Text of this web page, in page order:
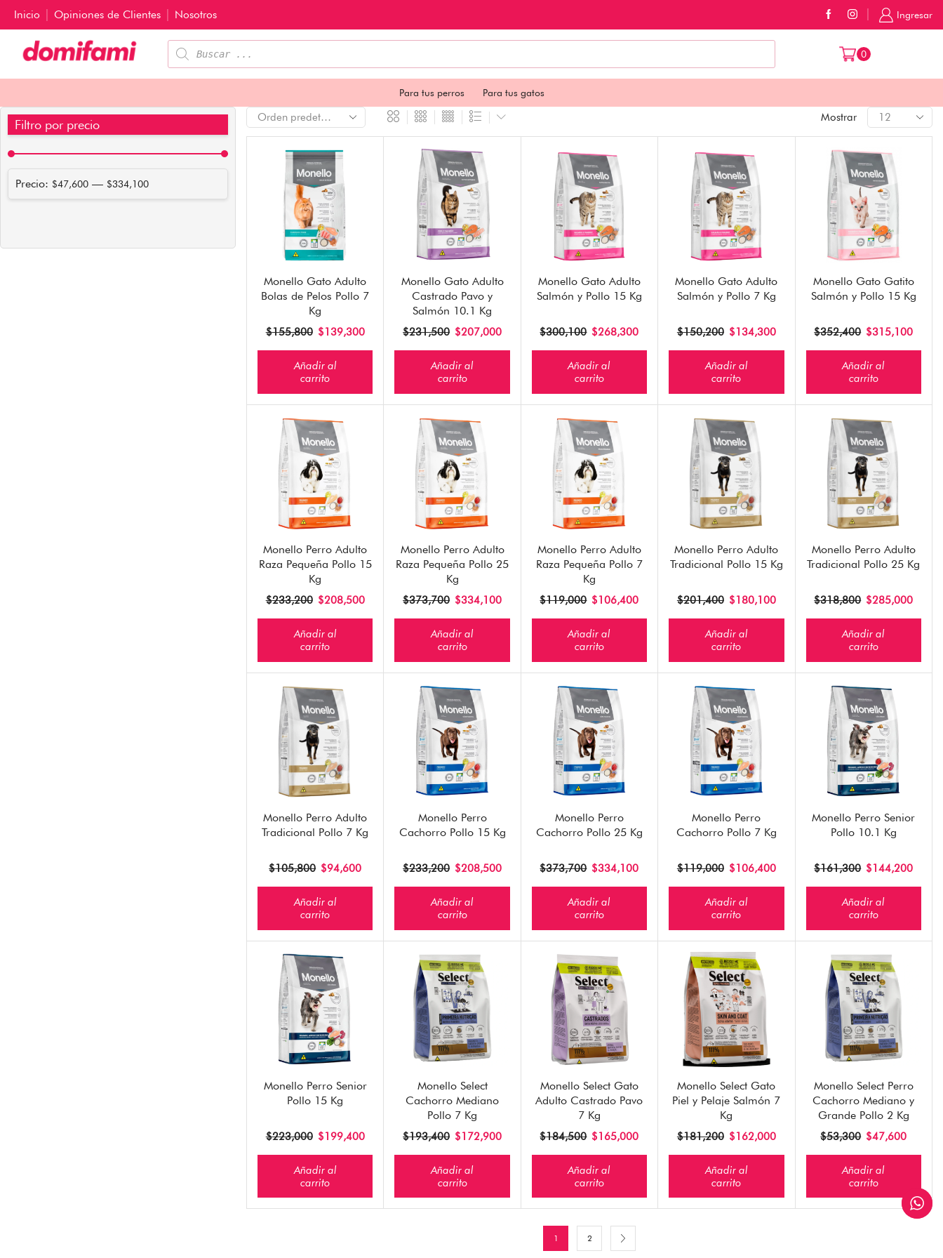
Inicio Opiniones de Clientes Nosotros Ingresar
0
Para tus perros Para tus gatos
Mostrar
Monello Gato Adulto
Bolas de Pelos Pollo 7
Kg
$155,800 $139,300
Añadir al
carrito
Monello Gato Adulto
Castrado Pavo y
Salmón 10.1 Kg
$231,500 $207,000
Añadir al
carrito
Monello Gato Adulto
Salmón y Pollo 15 Kg
$300,100 $268,300
Añadir al
carrito
Monello Gato Adulto
Salmón y Pollo 7 Kg
$150,200 $134,300
Añadir al
carrito
Monello Gato Gatito
Salmón y Pollo 15 Kg
$352,400 $315,100
Añadir al
carrito
Monello Perro Adulto
Raza Pequeña Pollo 15
Kg
$233,200 $208,500
Añadir al
carrito
Monello Perro Adulto
Raza Pequeña Pollo 25
Kg
$373,700 $334,100
Añadir al
carrito
Monello Perro Adulto
Raza Pequeña Pollo 7
Kg
$119,000 $106,400
Añadir al
carrito
Monello Perro Adulto
Tradicional Pollo 15 Kg
$201,400 $180,100
Añadir al
carrito
Monello Perro Adulto
Tradicional Pollo 25 Kg
$318,800 $285,000
Añadir al
carrito
Monello Perro Adulto
Tradicional Pollo 7 Kg
$105,800 $94,600
Añadir al
carrito
Monello Perro
Cachorro Pollo 15 Kg
$233,200 $208,500
Añadir al
carrito
Monello Perro
Cachorro Pollo 25 Kg
$373,700 $334,100
Añadir al
carrito
Monello Perro
Cachorro Pollo 7 Kg
$119,000 $106,400
Añadir al
carrito
Monello Perro Senior
Pollo 10.1 Kg
$161,300 $144,200
Añadir al
carrito
Monello Perro Senior
Pollo 15 Kg
$223,000 $199,400
Añadir al
carrito
Monello Select
Cachorro Mediano
Pollo 7 Kg
$193,400 $172,900
Añadir al
carrito
Monello Select Gato
Adulto Castrado Pavo
7 Kg
$184,500 $165,000
Añadir al
carrito
Monello Select Gato
Piel y Pelaje Salmón 7
Kg
$181,200 $162,000
Añadir al
carrito
Monello Select Perro
Cachorro Mediano y
Grande Pollo 2 Kg
$53,300 $47,600
Añadir al
carrito
1 2
Filtro por precio
Precio: $47,600 — $334,100